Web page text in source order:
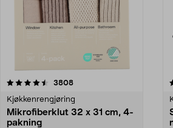
3808anmeldelser
Kjøkkenrengjøring
Mikrofiberklut 32 x 31 cm, 4-
pakning
4.5av 5 stjerner